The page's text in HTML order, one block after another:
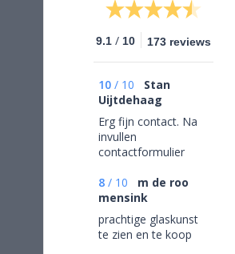
9.1 / 10 173 reviews
10 / 10
Stan
Uijtdehaag
Erg fijn contact. Na
invullen
contactformulier
persoonlijke wensen
besproken. Afspraak
gemaakt om in de
winkel de objecten te
bekijken en de
8 / 10
m de roo
mensink
prachtige glaskunst
te zien en te koop